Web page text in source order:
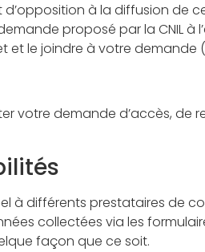
à la diffusion de
proposé par la CNIL
et le joindre à votre demande
votre demande d’accès,
à différents prestataires de
collectées via les
façon que ce soit.